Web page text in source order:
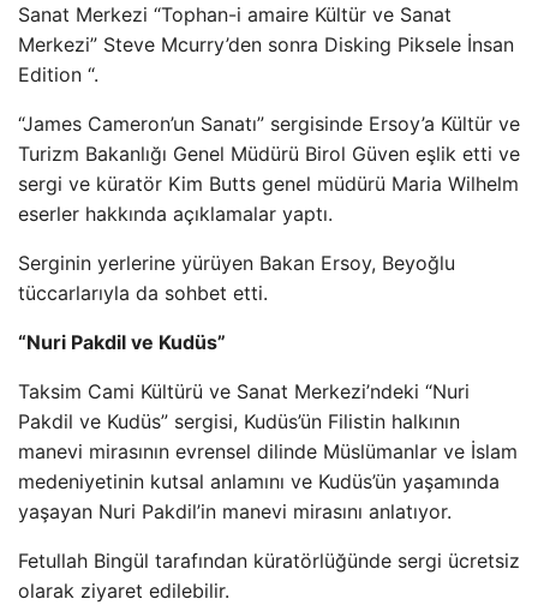
Sanat Merkezi “Tophan-i amaire Kültür ve Sanat
Merkezi” Steve Mcurry’den sonra Disking Piksele İnsan
Edition “.
“James Cameron’un Sanatı” sergisinde Ersoy’a Kültür ve
Turizm Bakanlığı Genel Müdürü Birol Güven eşlik etti ve
sergi ve küratör Kim Butts genel müdürü Maria Wilhelm
eserler hakkında açıklamalar yaptı.
Serginin yerlerine yürüyen Bakan Ersoy, Beyoğlu
tüccarlarıyla da sohbet etti.
“Nuri Pakdil ve Kudüs”
Taksim Cami Kültürü ve Sanat Merkezi’ndeki “Nuri
Pakdil ve Kudüs” sergisi, Kudüs’ün Filistin halkının
manevi mirasının evrensel dilinde Müslümanlar ve İslam
medeniyetinin kutsal anlamını ve Kudüs’ün yaşamında
yaşayan Nuri Pakdil’in manevi mirasını anlatıyor.
Fetullah Bingül tarafından küratörlüğünde sergi ücretsiz
olarak ziyaret edilebilir.